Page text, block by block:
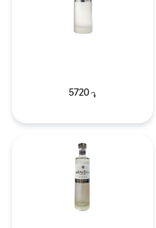
5720 ֏